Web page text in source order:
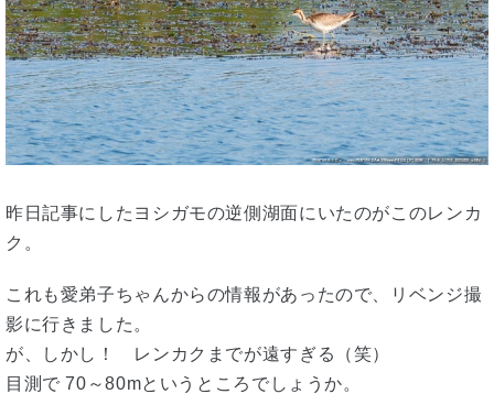
昨日記事にしたヨシガモの逆側湖面にいたのがこのレンカ
ク。
これも愛弟子ちゃんからの情報があったので、リベンジ撮
影に行きました。
が、しかし！ レンカクまでが遠すぎる（笑）
目測で 70～80mというところでしょうか。